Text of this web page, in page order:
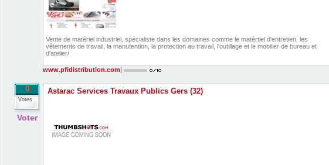
Vente de matériel industriel, spécialiste dans les domaines comme le matértiel d'entretien, les
vêtements de travail, la manutention, la protection au travail, l'outillage et le mobilier de bureau et
d'atelier/
www.pfidistribution.com
0
Votes
Voter
Astarac Services Travaux Publics Gers (32)